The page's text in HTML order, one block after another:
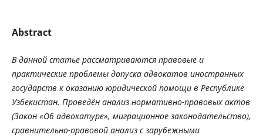
Abstract
В данной статье рассматриваются правовые и
практические проблемы допуска адвокатов иностранных
государств к оказанию юридической помощи в Республике
Узбекистан. Проведён анализ нормативно-правовых актов
(Закон «Об адвокатуре», миграционное законодательство),
сравнительно-правовой анализ с зарубежными